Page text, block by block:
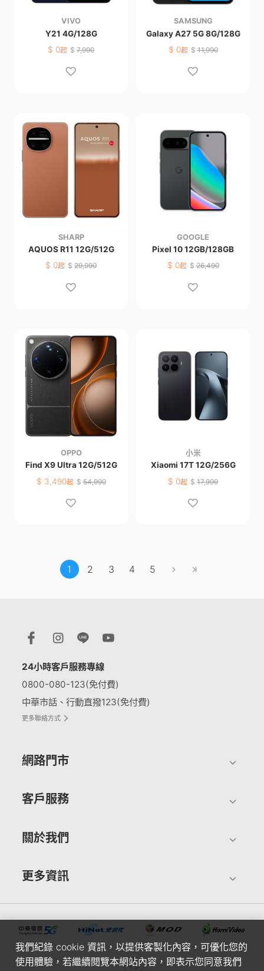
VIVO
Y21 4G/128G
$ 0起 $ 7,990
SAMSUNG
Galaxy A27 5G 8G/128G
$ 0起 $11,990
SHARP
AQUOS R11 12G/512G
$ 0起 $ 29,990
GOOGLE
Pixel 10 12GB/128GB
$ 0起 $26,490
OPPO
Find X9 Ultra 12G/512G
$ 3,490起 $54,990
小米
Xiaomi 17T 12G/256G
$ 0起 $ 17,999
1 2 3 4 5
24小時客戶服務專線
0800-080-123(免付費)
中華市話、行動直撥123(免付費)
更多聯絡方式
網路門市
客戶服務
關於我們
更多資訊
我們紀錄 cookie 資訊，以提供客製化內容，可優化您的
使用體驗，若繼續閱覽本網站內容，即表示您同意我們